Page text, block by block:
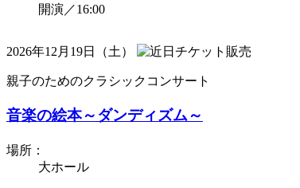
開演／16:00
2026年12月19日（土）
親子のためのクラシックコンサート
音楽の絵本～ダンディズム～
場所：
大ホール